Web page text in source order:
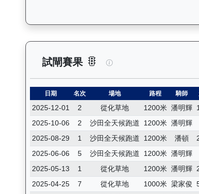
試閘賽果 飛輪霸（K320）
日期 名次 場地 路程 騎師
2025-12-01 2 從化草地 1200米 潘明輝
2025-10-06
2 沙田全天候跑道 1200米 潘明輝
2025-08-29
1 沙田全天候跑道 1200米 潘頓
2025-06-06
5 沙田全天候跑道 1200米 潘明輝
2025-05-13
1 從化草地 1200米 潘明輝
2025-04-25
7 從化草地 1000米 梁家俊